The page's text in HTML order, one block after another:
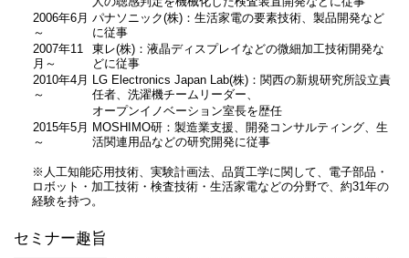
2006年6月
～
パナソニック(株)：生活家電の要素技術、製品開発など
に従事
2007年11
月～
東レ(株)：液晶ディスプレイなどの微細加工技術開発な
どに従事
2010年4月
～
LG Electronics Japan Lab(株)：関西の新規研究所設立責
任者、洗濯機チームリーダー、
オープンイノベーション室長を歴任
2015年5月
～
MOSHIMO研：製造業支援、開発コンサルティング、生
活関連用品などの研究開発に従事
※人工知能応用技術、実験計画法、品質工学に関して、電子部品・
ロボット・加工技術・検査技術・生活家電などの分野で、約31年の
経験を持つ。
セミナー趣旨